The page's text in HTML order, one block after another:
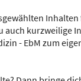
auch kurzweilige
- EbM zum